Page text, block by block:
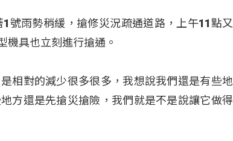
號雨勢稍緩，搶修災況疏通道路，上午11點又
機具也立刻進行搶通。
相對的減少很多很多，我想說我們還是有些地
方還是先搶災搶險，我們就是不是說讓它做得